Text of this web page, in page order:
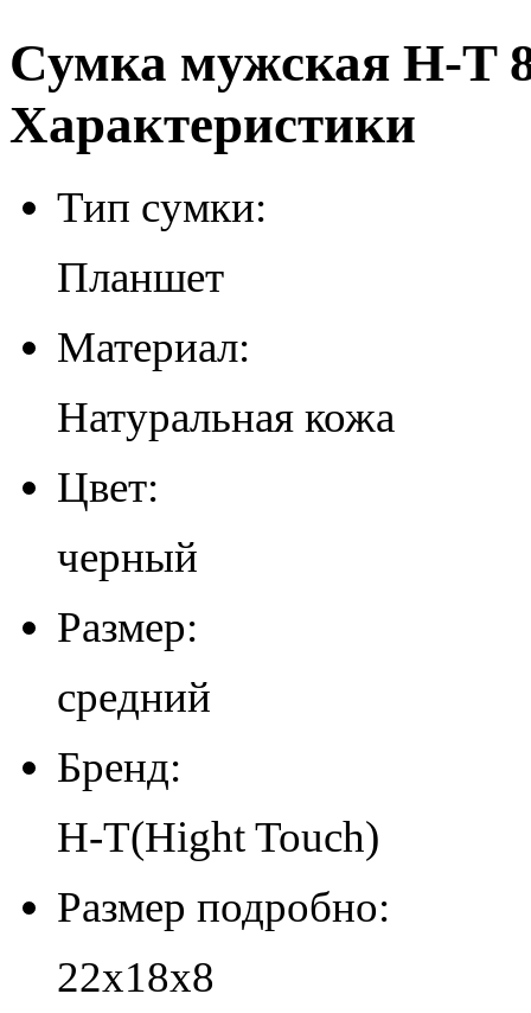
Сумка мужская H-T
Характеристики
Тип сумки:
Планшет
Материал:
Натуральная кожа
Цвет:
черный
Размер:
средний
Бренд:
H-T(Hight Touch)
Размер подробно:
22х18х8